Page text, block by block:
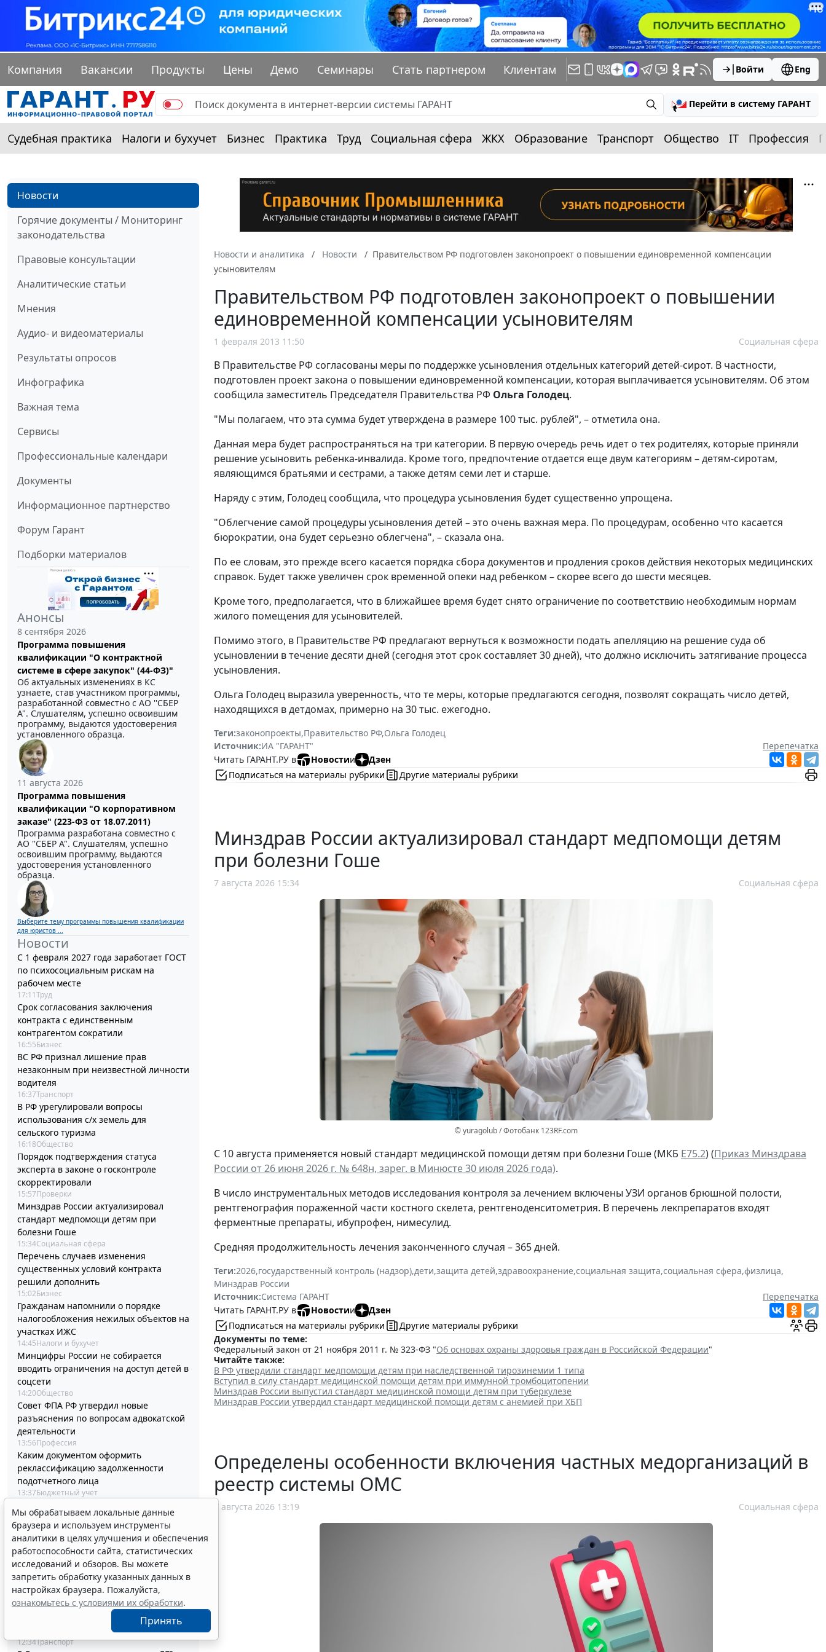
Компания Вакансии Продукты Цены Демо Семинары Стать партнером Клиентам Войти Eng
Перейти в систему ГАРАНТ
Судебная практика Налоги и бухучет Бизнес Практика Труд Социальная сфера ЖКХ Образование Транспорт Общество IT Профессия
Новости
Горячие документы / Мониторинг
законодательства
Правовые консультации
Аналитические статьи
Мнения
Аудио- и видеоматериалы
Результаты опросов
Инфографика
Важная тема
Сервисы
Профессиональные календари
Документы
Информационное партнерство
Форум Гарант
Подборки материалов
Анонсы
8 сентября 2026
Программа повышения
квалификации "О контрактной
системе в сфере закупок" (44-ФЗ)"
Об актуальных изменениях в КС
узнаете, став участником программы,
разработанной совместно с АО ''СБЕР
А". Слушателям, успешно освоившим
программу, выдаются удостоверения
установленного образца.
11 августа 2026
Программа повышения
квалификации "О корпоративном
заказе" (223-ФЗ от 18.07.2011)
Программа разработана совместно с
АО ''СБЕР А". Слушателям, успешно
освоившим программу, выдаются
удостоверения установленного
образца.
Выберите тему программы повышения квалификации
для юристов ...
Новости
С 1 февраля 2027 года заработает ГОСТ
по психосоциальным рискам на
рабочем месте
17:11Труд
Срок согласования заключения
контракта с единственным
контрагентом сократили
16:55Бизнес
ВС РФ признал лишение прав
незаконным при неизвестной личности
водителя
16:37Транспорт
В РФ урегулировали вопросы
использования с/х земель для
сельского туризма
16:18Общество
Порядок подтверждения статуса
эксперта в законе о госконтроле
скорректировали
15:57Проверки
Минздрав России актуализировал
стандарт медпомощи детям при
болезни Гоше
15:34Социальная сфера
Перечень случаев изменения
существенных условий контракта
решили дополнить
15:02Бизнес
Гражданам напомнили о порядке
налогообложения нежилых объектов на
участках ИЖС
14:45Налоги и бухучет
Минцифры России не собирается
вводить ограничения на доступ детей в
соцсети
14:20Общество
Совет ФПА РФ утвердил новые
разъяснения по вопросам адвокатской
деятельности
13:56Профессия
Каким документом оформить
реклассификацию задолженности
подотчетного лица
13:37Бюджетный учет
частных медорганизаций в реестр
системы ОМС
13:19Социальная сфера
Спецрежим НПД вправе применять
несовершеннолетние в возрасте от 14
до 18 лет
12:58Налоги и бухучет
При госрегистрации судна определят
соответствие идентифицирующим
12:34Транспорт
Новости и аналитика Новости
Правительством РФ подготовлен законопроект о повышении единовременной компенсации
усыновителям
Правительством РФ подготовлен законопроект о повышении
единовременной компенсации усыновителям
1 февраля 2013 11:50 Социальная сфера
В Правительстве РФ согласованы меры по поддержке усыновления отдельных категорий детей-сирот. В частности,
подготовлен проект закона о повышении единовременной компенсации, которая выплачивается усыновителям. Об этом
сообщила заместитель Председателя Правительства РФ Ольга Голодец.
"Мы полагаем, что эта сумма будет утверждена в размере 100 тыс. рублей", – отметила она.
Данная мера будет распространяться на три категории. В первую очередь речь идет о тех родителях, которые приняли
решение усыновить ребенка-инвалида. Кроме того, предпочтение отдается еще двум категориям – детям-сиротам,
являющимся братьями и сестрами, а также детям семи лет и старше.
Наряду с этим, Голодец сообщила, что процедура усыновления будет существенно упрощена.
"Облегчение самой процедуры усыновления детей – это очень важная мера. По процедурам, особенно что касается
бюрократии, она будет серьезно облегчена", – сказала она.
По ее словам, это прежде всего касается порядка сбора документов и продления сроков действия некоторых медицинских
справок. Будет также увеличен срок временной опеки над ребенком – скорее всего до шести месяцев.
Кроме того, предполагается, что в ближайшее время будет снято ограничение по соответствию необходимым нормам
жилого помещения для усыновителей.
Помимо этого, в Правительстве РФ предлагают вернуться к возможности подать апелляцию на решение суда об
усыновлении в течение десяти дней (сегодня этот срок составляет 30 дней), что должно исключить затягивание процесса
усыновления.
Ольга Голодец выразила уверенность, что те меры, которые предлагаются сегодня, позволят сокращать число детей,
находящихся в детдомах, примерно на 30 тыс. ежегодно.
Теги:законопроекты,Правительство РФ,Ольга Голодец
Источник:ИА "ГАРАНТ"
Перепечатка
Читать ГАРАНТ.РУ в
Новостии
Дзен
Подписаться на материалы рубрики
Другие материалы рубрики
Минздрав России актуализировал стандарт медпомощи детям
при болезни Гоше
7 августа 2026 15:34 Социальная сфера
© yuragolub / Фотобанк 123RF.com
С 10 августа применяется новый стандарт медицинской помощи детям при болезни Гоше (МКБ Е75.2) (Приказ Минздрава
России от 26 июня 2026 г. № 648н, зарег. в Минюсте 30 июля 2026 года).
В число инструментальных методов исследования контроля за лечением включены УЗИ органов брюшной полости,
рентгенография пораженной части костного скелета, рентгеноденситометрия. В перечень лекпрепаратов входят
ферментные препараты, ибупрофен, нимесулид.
Средняя продолжительность лечения законченного случая – 365 дней.
Теги:2026,государственный контроль (надзор),дети,защита детей,здравоохранение,социальная защита,социальная сфера,физлица,
Минздрав России
Источник:Система ГАРАНТ
Перепечатка
Читать ГАРАНТ.РУ в
Новостии
Дзен
Подписаться на материалы рубрики
Другие материалы рубрики
Документы по теме:
Федеральный закон от 21 ноября 2011 г. № 323-ФЗ "Об основах охраны здоровья граждан в Российской Федерации"
Читайте также:
В РФ утвердили стандарт медпомощи детям при наследственной тирозинемии 1 типа
Вступил в силу стандарт медицинской помощи детям при иммунной тромбоцитопении
Минздрав России выпустил стандарт медицинской помощи детям при туберкулезе
Минздрав России утвердил стандарт медицинской помощи детям с анемией при ХБП
Определены особенности включения частных медорганизаций в
реестр системы ОМС
7 августа 2026 13:19 Социальная сфера
Мы обрабатываем локальные данные
браузера и используем инструменты
аналитики в целях улучшения и обеспечения
работоспособности сайта, статистических
исследований и обзоров. Вы можете
запретить обработку указанных данных в
настройках браузера. Пожалуйста,
ознакомьтесь с условиями их обработки.
Принять